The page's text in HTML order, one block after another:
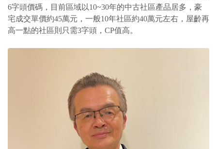
6字頭價碼，目前區域以10~30年的中古社區產品居多，豪
宅成交單價約45萬元，一般10年社區約40萬元左右，屋齡再
高一點的社區則只需3字頭， CP值高。